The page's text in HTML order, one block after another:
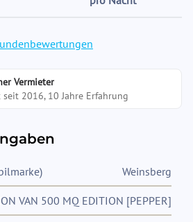
Vermieter
2016, 10 Jahre Erfahrung
Weinsberg
VAN 500 MQ EDITION [PEPPER]